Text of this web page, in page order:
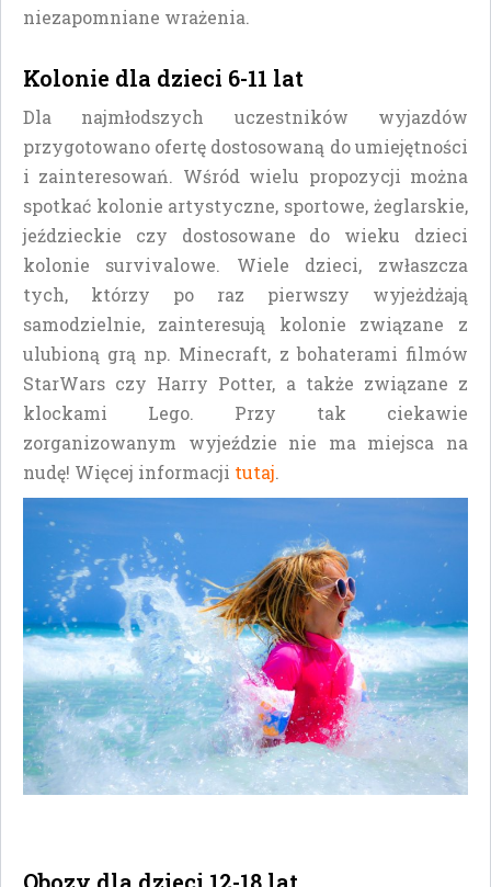
niezapomniane wrażenia.
Kolonie dla dzieci 6-11 lat
Dla najmłodszych uczestników wyjazdów
przygotowano ofertę dostosowaną do umiejętności
i zainteresowań. Wśród wielu propozycji można
spotkać kolonie artystyczne, sportowe, żeglarskie,
jeździeckie czy dostosowane do wieku dzieci
kolonie survivalowe. Wiele dzieci, zwłaszcza
tych, którzy po raz pierwszy wyjeżdżają
samodzielnie, zainteresują kolonie związane z
ulubioną grą np. Minecraft, z bohaterami filmów
StarWars czy Harry Potter, a także związane z
klockami Lego. Przy tak ciekawie
zorganizowanym wyjeździe nie ma miejsca na
nudę! Więcej informacji tutaj.